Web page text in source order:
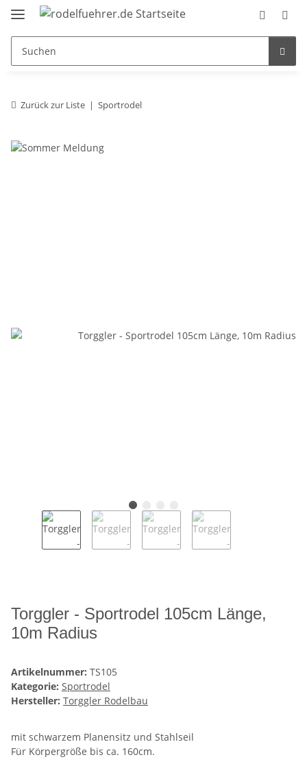
Zurück zur Liste Sportrodel
Torggler - Sportrodel 105cm Länge,
10m Radius
Artikelnummer: TS105
Kategorie: Sportrodel
Hersteller: Torggler Rodelbau
mit schwarzem Planensitz und Stahlseil
Für Körpergröße bis ca. 160cm.